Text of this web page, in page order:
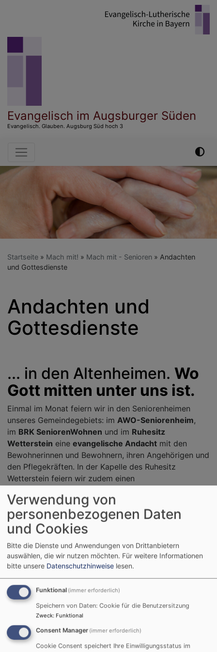
Evangelisch im Augsburger Süden
Evangelisch. Glauben. Augsburg Süd hoch 3
Hauptnavigation
Startseite Mach mit! Mach mit - Senioren
Andachten
und Gottesdienste
Andachten und
Gottesdienste
... in den Altenheimen. Wo
Gott mitten unter uns ist.
Einmal im Monat feiern wir in den Seniorenheimen
unseres Gemeindegebiets: im AWO-Seniorenheim,
im BRK SeniorenWohnen und im Ruhesitz
Wetterstein eine evangelische Andacht mit den
Bewohnerinnen und Bewohnern, ihren Angehörigen und
den Pflegekräften. In der Kapelle des Ruhesitz
Wetterstein feiern wir zudem einen
Diese Andachten sindOrte der Stille und des
Getragenseins . In vertrauter Atmosphäre erklingen
alte Lieder, vertraute Gebete und Worte, die Herz und
Seele erreichen. Sie wecken Erinnerungen, schenken
Trost und öffnen einen Raum, in dem Gottes Nähe
spürbar werden darf.
Ein Team aus Ehrenamtlichen begleitet die Feiern mit
Musik, Zuwendung und Zeit. Für viele Teilnehmende
sind diese Momenteein Stück Heimat des Glaubens
Zeichen, die sagen:
Gott vergisst keinen Menschen – auch nicht im
Verwendung von
personenbezogenen Daten
und Cookies
Bitte die Dienste und Anwendungen von Drittanbietern
auswählen, die wir nutzen möchten. Für weitere Informationen
bitte unsere Datenschutzhinweise lesen.
Funktional (immer erforderlich)
Speichern von Daten: Cookie für die Benutzersitzung
Zweck: Funktional
Consent Manager (immer erforderlich)
Cookie Consent speichert Ihre Einwilligungsstatus im